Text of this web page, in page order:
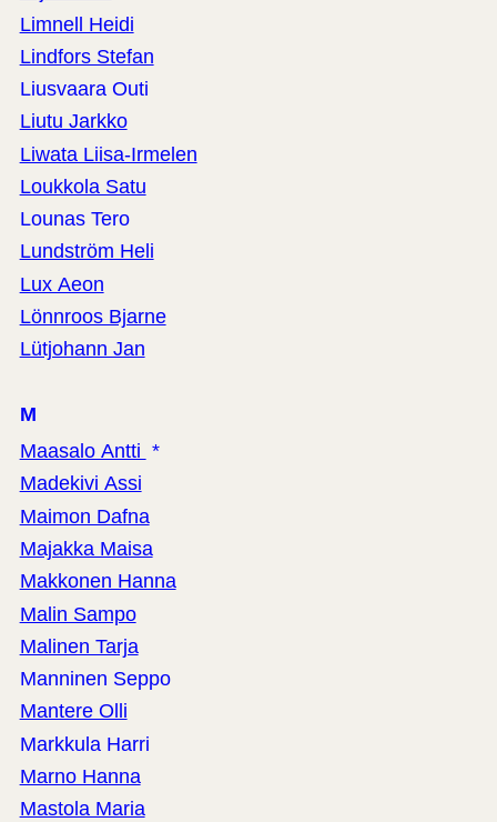
Limnell Heidi
Lindfors Stefan
Liusvaara Outi
Liutu Jarkko
Liwata Liisa-Irmelen
Loukkola Satu
Lounas Tero
Lundström Heli
Lux Aeon
Lönnroos Bjarne
Lütjohann Jan
M
Maasalo Antti *
Madekivi Assi
Maimon Dafna
Majakka Maisa
Makkonen Hanna
Malin Sampo
Malinen Tarja
Manninen Seppo
Mantere Olli
Markkula Harri
Marno Hanna
Mastola Maria